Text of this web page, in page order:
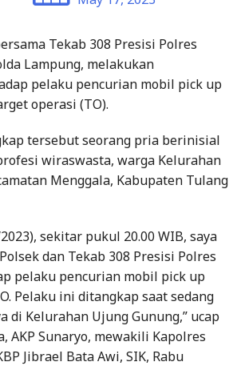
Lampung, melakukan
pelaku pencurian mobil pick up
operasi (TO).
wiraswasta, warga Kelurahan
Menggala, Kabupaten Tulang
dan Tekab 308 Presisi Polres
pelaku pencurian mobil pick up
Pelaku ini ditangkap saat sedang
di Kelurahan Ujung Gunung,” ucap
AKP Sunaryo, mewakili Kapolres
Jibrael Bata Awi, SIK, Rabu